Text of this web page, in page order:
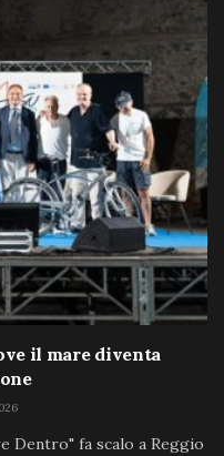
il mare diventa
Dentro" fa scalo a Reggio